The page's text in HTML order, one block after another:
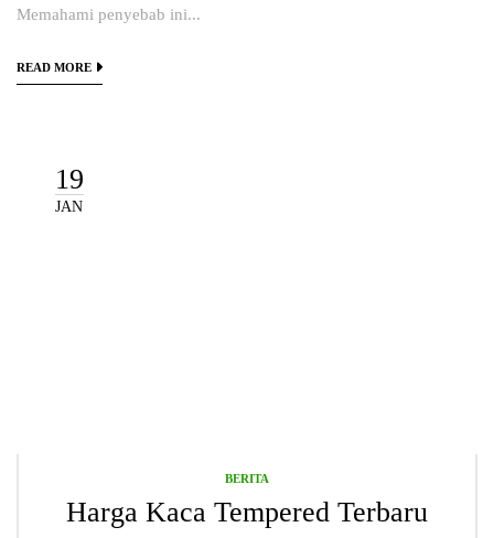
Memahami penyebab ini...
READ MORE
19
JAN
BERITA
Harga Kaca Tempered Terbaru